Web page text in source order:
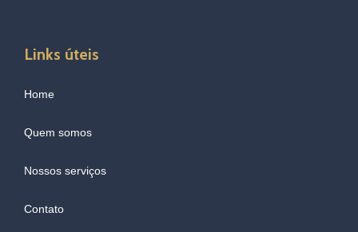
Links úteis
Home
Quem somos
Nossos serviços
Contato